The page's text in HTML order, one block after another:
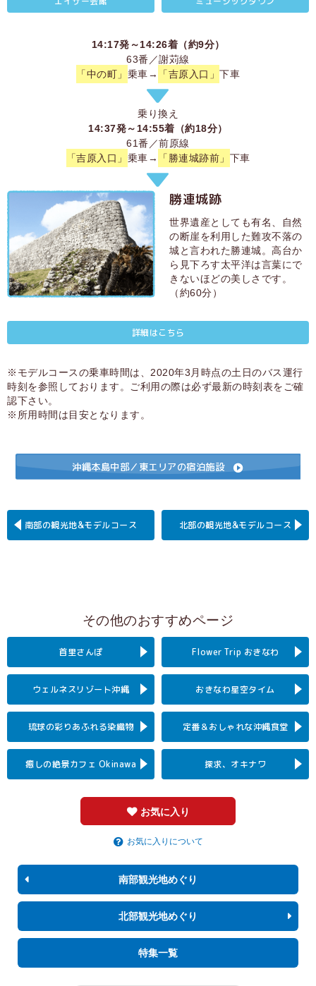
14:17発～14:26着（約9分）
63番／謝苅線
「中の町」 乗車→ 「吉原入口」 下車
乗り換え
14:37発～14:55着（約18分）
61番／前原線
「吉原入口」 乗車→ 「勝連城跡前」 下車
勝連城跡
世界遺産としても有名、自然
の断崖を利用した難攻不落の
城と言われた勝連城。高台か
ら見下ろす太平洋は言葉にで
きないほどの美しさです。
（約60分）
詳細はこちら
※モデルコースの乗車時間は、2020年3月時点の土日のバス運行
時刻を参照しております。ご利用の際は必ず最新の時刻表をご確
認下さい。
※所用時間は目安となります。
沖縄本島中部／東エリアの宿泊施設
南部の観光地&モデルコース 北部の観光地&モデルコース
その他のおすすめページ
首里さんぽ Flower Trip おきなわ
ウェルネスリゾート沖縄 おきなわ星空タイム
琉球の彩りあふれる染織物 定番＆おしゃれな沖縄食堂
癒しの絶景カフェ Okinawa 探求、オキナワ
お気に入り
お気に入りについて
南部観光地めぐり
北部観光地めぐり
特集一覧